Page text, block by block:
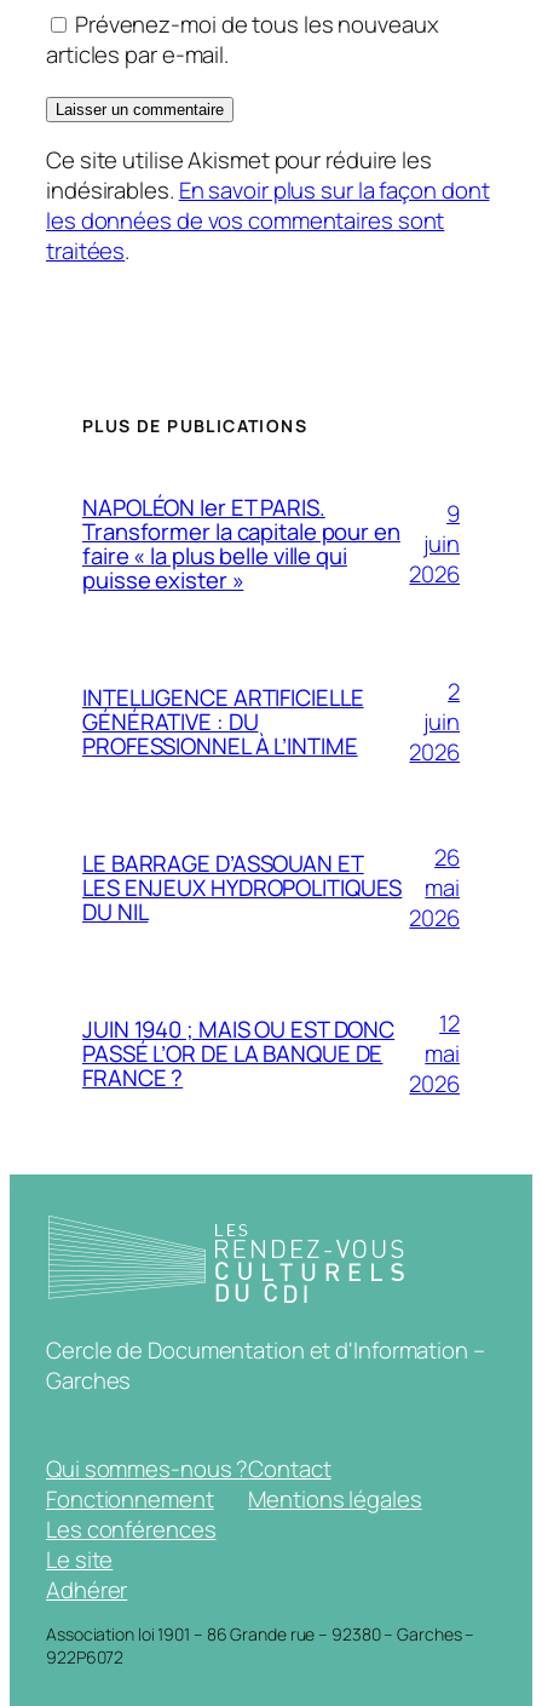
Prévenez-moi de tous les nouveaux
articles par e-mail.
Ce site utilise Akismet pour réduire les
indésirables. En savoir plus sur la façon dont
les données de vos commentaires sont
traitées.
PLUS DE PUBLICATIONS
NAPOLÉON Ier ET PARIS.
Transformer la capitale pour en
faire « la plus belle ville qui
puisse exister »
9
juin
2026
INTELLIGENCE ARTIFICIELLE
GÉNÉRATIVE : DU
PROFESSIONNEL À L’INTIME
2
juin
2026
LE BARRAGE D’ASSOUAN ET
LES ENJEUX HYDROPOLITIQUES
DU NIL
26
mai
2026
JUIN 1940 ; MAIS OU EST DONC
PASSÉ L’OR DE LA BANQUE DE
FRANCE ?
12
mai
2026
Cercle de Documentation et d'Information –
Garches
Qui sommes-nous ?
Fonctionnement
Les conférences
Le site
Adhérer
Contact
Mentions légales
Association loi 1901 – 86 Grande rue – 92380 – Garches –
922P6072